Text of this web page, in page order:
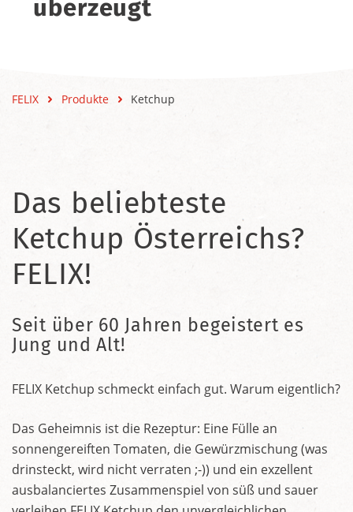
überzeugt
FELIX Produkte Ketchup
Das beliebteste
Ketchup Österreichs?
FELIX!
Seit über 60 Jahren begeistert es
Jung und Alt!
FELIX Ketchup schmeckt einfach gut. Warum eigentlich?
Das Geheimnis ist die Rezeptur: Eine Fülle an
sonnengereiften Tomaten, die Gewürzmischung (was
drinsteckt, wird nicht verraten ;-)) und ein exzellent
ausbalanciertes Zusammenspiel von süß und sauer